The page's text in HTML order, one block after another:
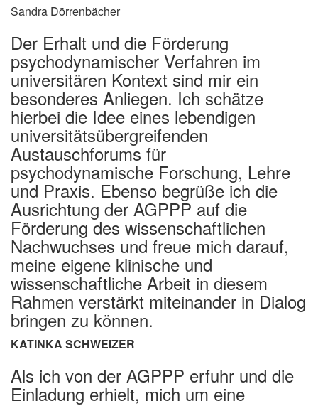
Sandra Dörrenbächer
Der Erhalt und die Förderung
psychodynamischer Verfahren im
universitären Kontext sind mir ein
besonderes Anliegen. Ich schätze
hierbei die Idee eines lebendigen
universitätsübergreifenden
Austauschforums für
psychodynamische Forschung, Lehre
und Praxis. Ebenso begrüße ich die
Ausrichtung der AGPPP auf die
Förderung des wissenschaftlichen
Nachwuchses und freue mich darauf,
meine eigene klinische und
wissenschaftliche Arbeit in diesem
Rahmen verstärkt miteinander in Dialog
bringen zu können.
KATINKA SCHWEIZER
Als ich von der AGPPP erfuhr und die
Einladung erhielt, mich um eine